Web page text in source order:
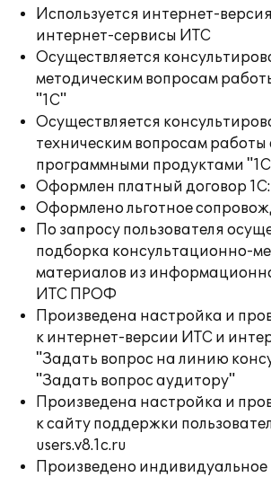
Используется интернет-
интернет-сервисы ИТС
Осуществляется
методическим вопросам
"1С"
Осуществляется
техническим вопросам работы
программными продуктами
Оформлен платный договор
Оформлено льготное
По запросу пользователя
подборка консультационно-
материалов из
ИТС ПРОФ
Произведена настройка и
к интернет-версии ИТС и
"Задать вопрос на линию
"Задать вопрос аудитору"
Произведена настройка и
к сайту поддержки
users.v8.1c.ru
Произведено индивидуальное